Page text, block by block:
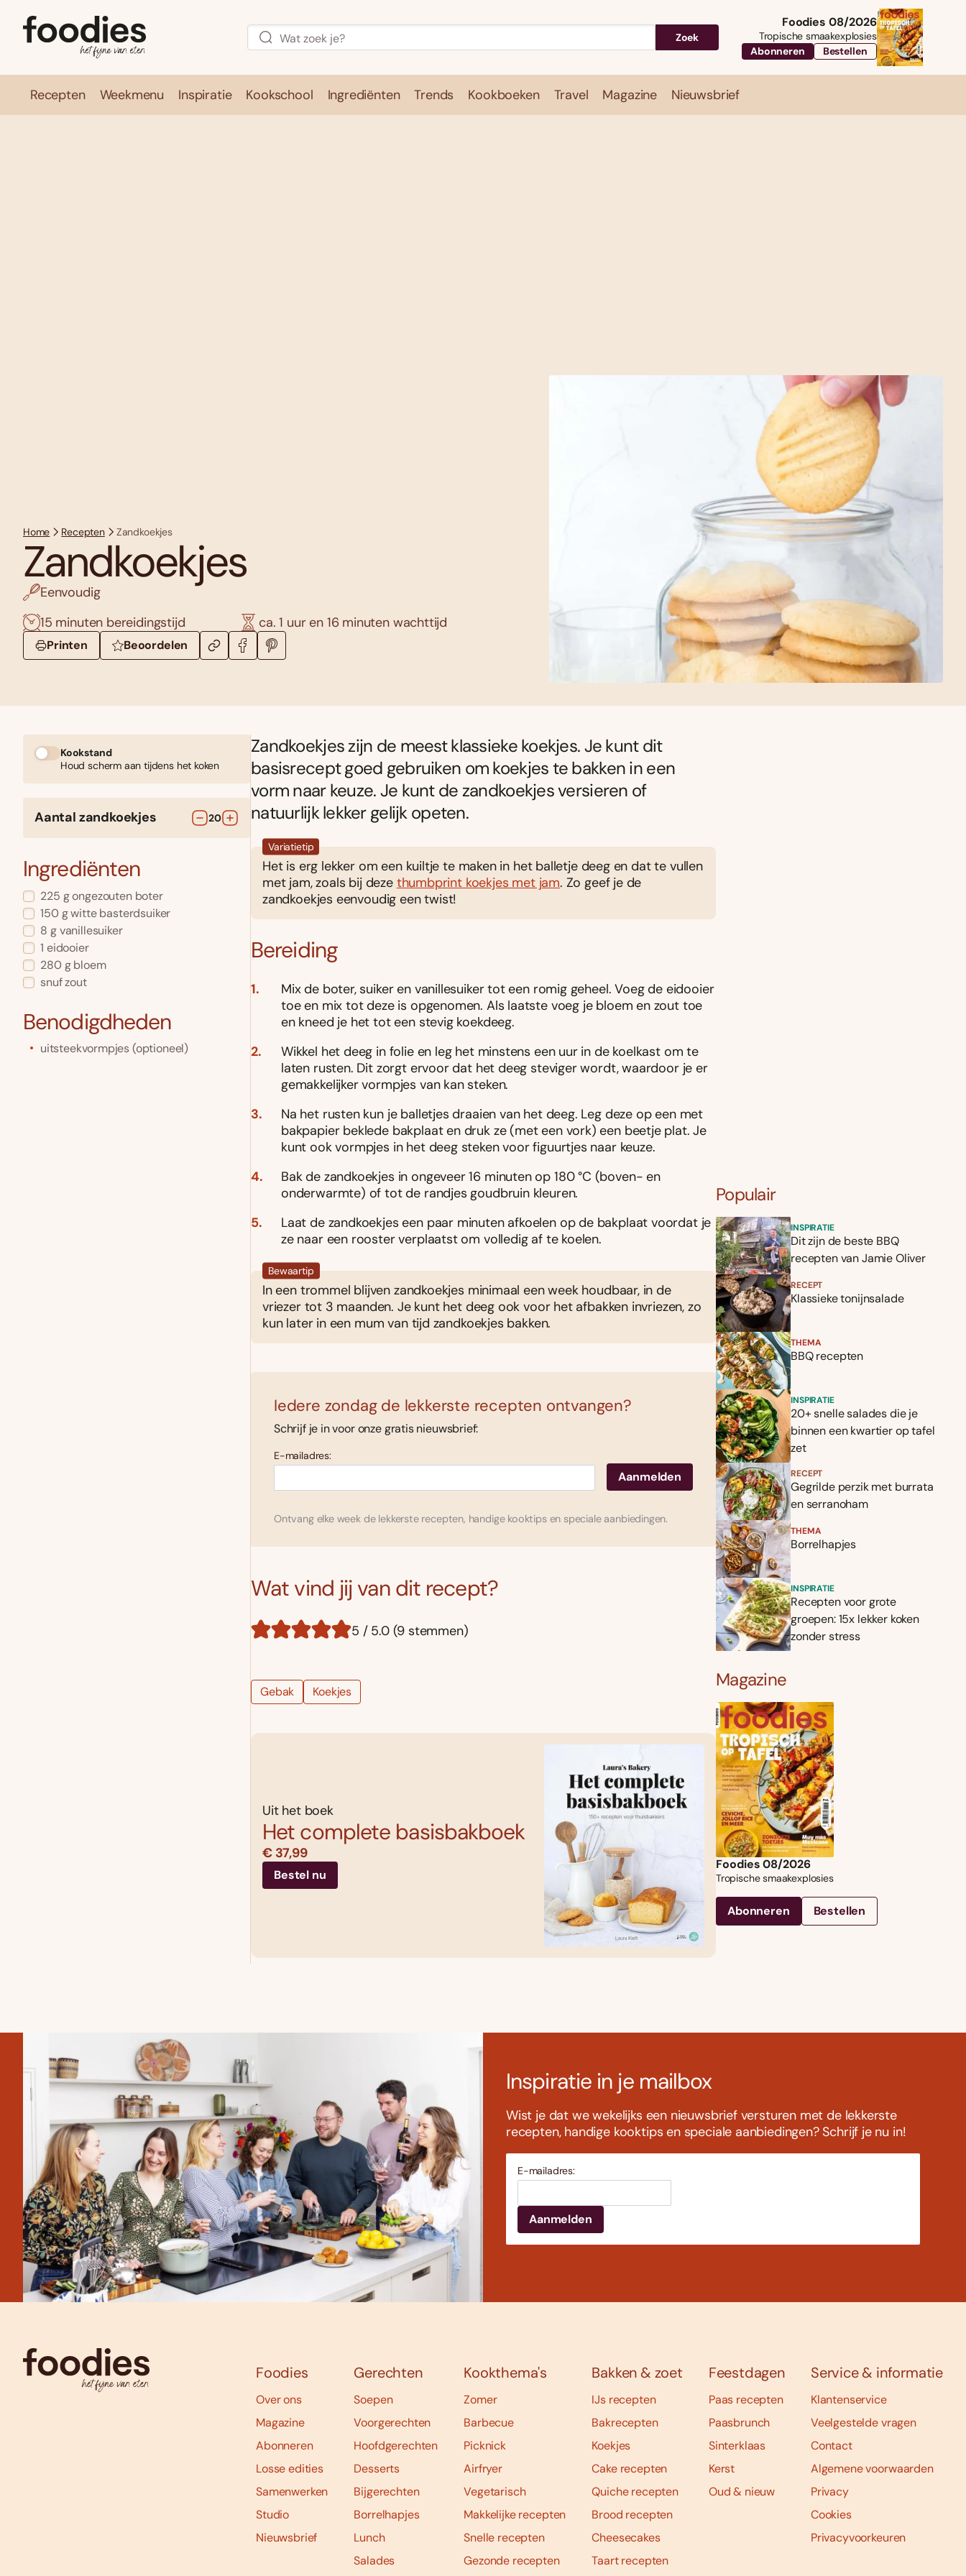
Zoek
Foodies 08/2026
Tropische smaakexplosies
Abonneren
Bestellen
Recepten Weekmenu Inspiratie Kookschool Ingrediënten Trends Kookboeken Travel Magazine Nieuwsbrief
Home Recepten Zandkoekjes
Zandkoekjes
Eenvoudig
15 minuten bereidingstijd
ca. 1 uur en 16 minuten wachttijd
Printen Beoordelen
Kookstand
Houd scherm aan tijdens het koken
Aantal zandkoekjes 20
Ingrediënten
225 gongezouten boter
150 gwitte basterdsuiker
8 g vanillesuiker
1 eidooier
280 g bloem
snuf zout
Benodigdheden
uitsteekvormpjes (optioneel)
Zandkoekjes zijn de meest klassieke koekjes. Je kunt dit
basisrecept goed gebruiken om koekjes te bakken in een
vorm naar keuze. Je kunt de zandkoekjes versieren of
natuurlijk lekker gelijk opeten.
Variatietip
Het is erg lekker om een kuiltje te maken in het balletje deeg en dat te vullen
met jam, zoals bij deze thumbprint koekjes met jam. Zo geef je de
zandkoekjes eenvoudig een twist!
Bereiding
Mix de boter, suiker en vanillesuiker tot een romig geheel. Voeg de eidooier
toe en mix tot deze is opgenomen. Als laatste voeg je bloem en zout toe
en kneed je het tot een stevig koekdeeg.
Wikkel het deeg in folie en leg het minstens een uur in de koelkast om te
laten rusten. Dit zorgt ervoor dat het deeg steviger wordt, waardoor je er
gemakkelijker vormpjes van kan steken.
Na het rusten kun je balletjes draaien van het deeg. Leg deze op een met
bakpapier beklede bakplaat en druk ze (met een vork) een beetje plat. Je
kunt ook vormpjes in het deeg steken voor figuurtjes naar keuze.
Bak de zandkoekjes in ongeveer 16 minuten op 180 °C (boven- en
onderwarmte) of tot de randjes goudbruin kleuren.
Laat de zandkoekjes een paar minuten afkoelen op de bakplaat voordat je
ze naar een rooster verplaatst om volledig af te koelen.
Bewaartip
In een trommel blijven zandkoekjes minimaal een week houdbaar, in de
vriezer tot 3 maanden. Je kunt het deeg ook voor het afbakken invriezen, zo
kun later in een mum van tijd zandkoekjes bakken.
Iedere zondag de lekkerste recepten ontvangen?
Schrijf je in voor onze gratis nieuwsbrief:
E-mailadres:
Ontvang elke week de lekkerste recepten, handige kooktips en speciale aanbiedingen.
Wat vind jij van dit recept?
5 / 5.0 (9 stemmen)
Gebak Koekjes
Uit het boek
Het complete basisbakboek
€ 37,99
Bestel nu
Populair
INSPIRATIE
Dit zijn de beste BBQ
recepten van Jamie Oliver
RECEPT
Klassieke tonijnsalade
THEMA
BBQ recepten
INSPIRATIE
20+ snelle salades die je
binnen een kwartier op tafel
zet
RECEPT
Gegrilde perzik met burrata
en serranoham
THEMA
Borrelhapjes
INSPIRATIE
Recepten voor grote
groepen: 15x lekker koken
zonder stress
Magazine
Foodies 08/2026
Tropische smaakexplosies
Abonneren Bestellen
Inspiratie in je mailbox
Wist je dat we wekelijks een nieuwsbrief versturen met de lekkerste
recepten, handige kooktips en speciale aanbiedingen? Schrijf je nu in!
E-mailadres:
Foodies
Over ons
Magazine
Abonneren
Losse edities
Samenwerken
Studio
Nieuwsbrief
Gerechten
Soepen
Voorgerechten
Hoofdgerechten
Desserts
Bijgerechten
Borrelhapjes
Lunch
Salades
Kookthema's
Zomer
Barbecue
Picknick
Airfryer
Vegetarisch
Makkelijke recepten
Snelle recepten
Gezonde recepten
Bakken & zoet
IJs recepten
Bakrecepten
Koekjes
Cake recepten
Quiche recepten
Brood recepten
Cheesecakes
Taart recepten
Feestdagen
Paas recepten
Paasbrunch
Sinterklaas
Kerst
Oud & nieuw
Service & informatie
Klantenservice
Veelgestelde vragen
Contact
Algemene voorwaarden
Privacy
Cookies
Privacyvoorkeuren